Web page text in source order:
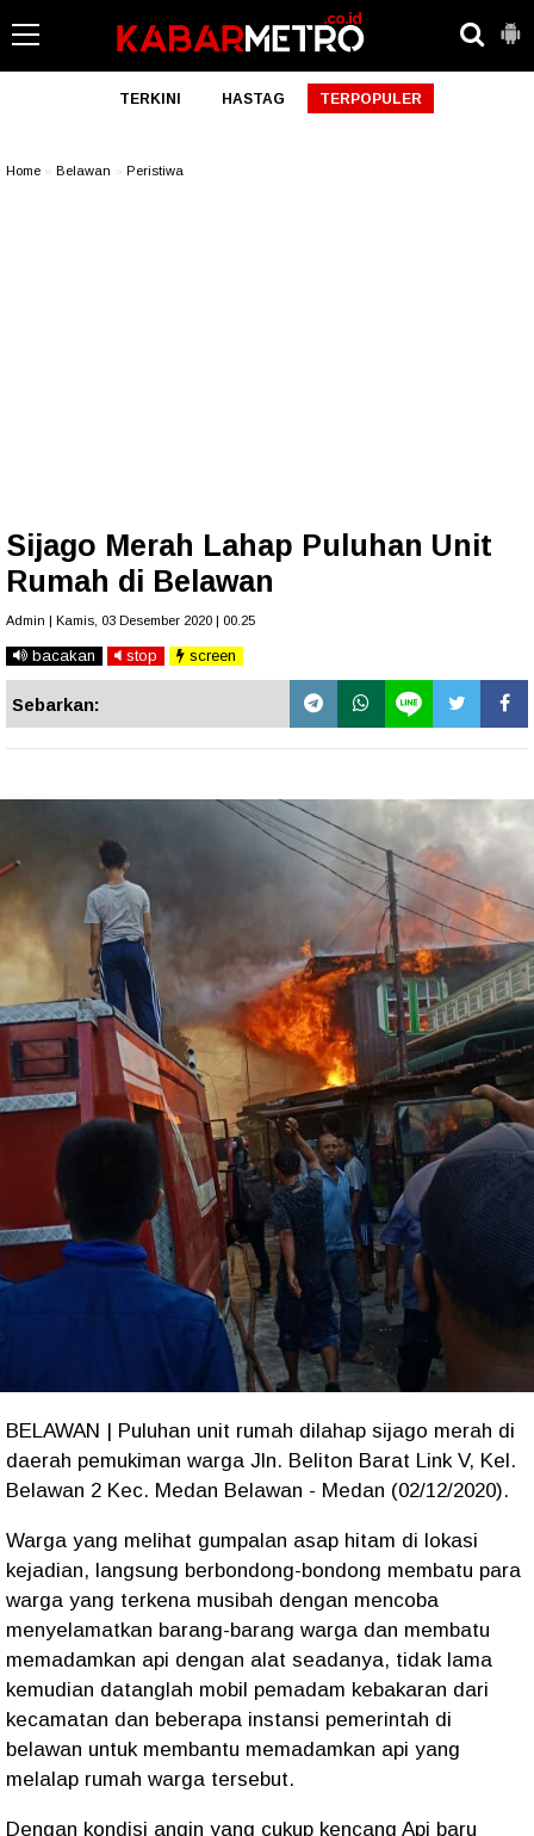
TERKINI HASTAG TERPOPULER
Home Belawan Peristiwa
Sijago Merah Lahap Puluhan Unit
Rumah di Belawan
Admin | Kamis, 03 Desember 2020 | 00.25
bacakan stop screen
Sebarkan:
BELAWAN | Puluhan unit rumah dilahap sijago merah di
daerah pemukiman warga Jln. Beliton Barat Link V, Kel.
Belawan 2 Kec. Medan Belawan - Medan (02/12/2020).
Warga yang melihat gumpalan asap hitam di lokasi
kejadian, langsung berbondong-bondong membatu para
warga yang terkena musibah dengan mencoba
menyelamatkan barang-barang warga dan membatu
memadamkan api dengan alat seadanya, tidak lama
kemudian datanglah mobil pemadam kebakaran dari
kecamatan dan beberapa instansi pemerintah di
belawan untuk membantu memadamkan api yang
melalap rumah warga tersebut.
Dengan kondisi angin yang cukup kencang Api baru